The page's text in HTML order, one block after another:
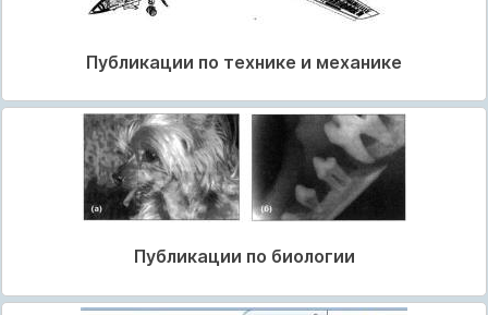
Публикации по технике и механике
Публикации по биологии